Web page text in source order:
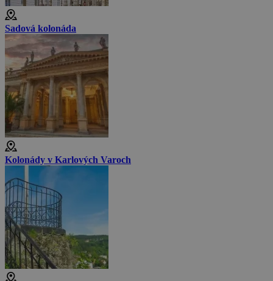
Sadová kolonáda
Kolonády v Karlových Varoch